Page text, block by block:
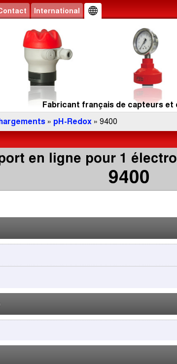
International
Fabricant français de capteurs et
» pH-Redox » 9400
en ligne pour 1
9400